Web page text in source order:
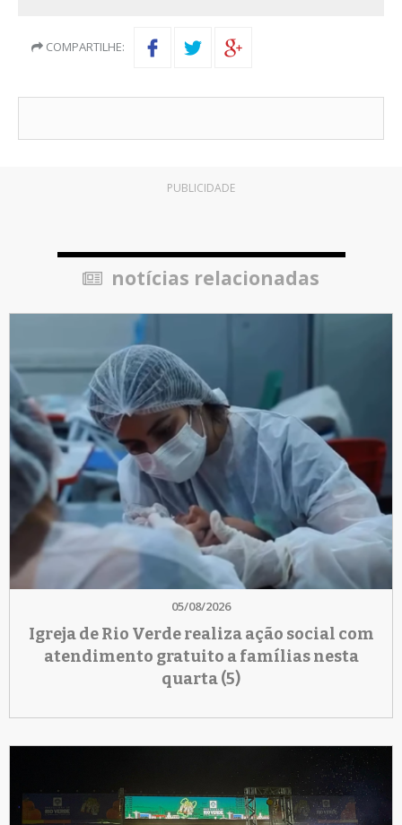
COMPARTILHE:
PUBLICIDADE
notícias relacionadas
05/08/2026
Igreja de Rio Verde realiza ação social com
atendimento gratuito a famílias nesta
quarta (5)